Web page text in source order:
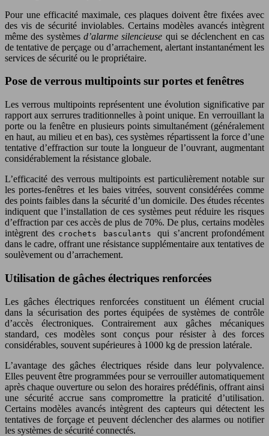
Pour une efficacité maximale, ces plaques doivent être fixées avec
des vis de sécurité inviolables. Certains modèles avancés intègrent
même des systèmes d’alarme silencieuse qui se déclenchent en cas
de tentative de perçage ou d’arrachement, alertant instantanément les
services de sécurité ou le propriétaire.
Pose de verrous multipoints sur portes et fenêtres
Les verrous multipoints représentent une évolution significative par
rapport aux serrures traditionnelles à point unique. En verrouillant la
porte ou la fenêtre en plusieurs points simultanément (généralement
en haut, au milieu et en bas), ces systèmes répartissent la force d’une
tentative d’effraction sur toute la longueur de l’ouvrant, augmentant
considérablement la résistance globale.
L’efficacité des verrous multipoints est particulièrement notable sur
les portes-fenêtres et les baies vitrées, souvent considérées comme
des points faibles dans la sécurité d’un domicile. Des études récentes
indiquent que l’installation de ces systèmes peut réduire les risques
d’effraction par ces accès de plus de 70%. De plus, certains modèles
intègrent des crochets basculants qui s’ancrent profondément
dans le cadre, offrant une résistance supplémentaire aux tentatives de
soulèvement ou d’arrachement.
Utilisation de gâches électriques renforcées
Les gâches électriques renforcées constituent un élément crucial
dans la sécurisation des portes équipées de systèmes de contrôle
d’accès électroniques. Contrairement aux gâches mécaniques
standard, ces modèles sont conçus pour résister à des forces
considérables, souvent supérieures à 1000 kg de pression latérale.
L’avantage des gâches électriques réside dans leur polyvalence.
Elles peuvent être programmées pour se verrouiller automatiquement
après chaque ouverture ou selon des horaires prédéfinis, offrant ainsi
une sécurité accrue sans compromettre la praticité d’utilisation.
Certains modèles avancés intègrent des capteurs qui détectent les
tentatives de forçage et peuvent déclencher des alarmes ou notifier
les systèmes de sécurité connectés.